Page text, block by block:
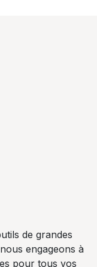
de grandes
engageons à
pour tous vos